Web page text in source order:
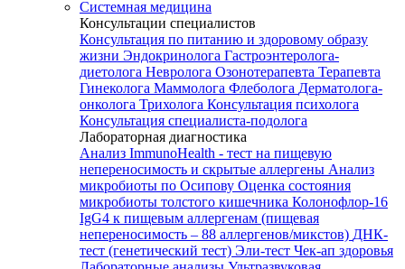
Системная медицина
Консультации специалистов
Консультация по питанию и здоровому образу
жизни Эндокринолога Гастроэнтеролога-
диетолога Невролога Озонотерапевта Терапевта
Гинеколога Маммолога Флеболога Дерматолога-
онколога Трихолога Консультация психолога
Консультация специалиста-подолога
Лабораторная диагностика
Анализ ImmunoHealth - тест на пищевую
непереносимость и скрытые аллергены Анализ
микробиоты по Осипову Оценка состояния
микробиоты толстого кишечника Колонофлор-16
IgG4 к пищевым аллергенам (пищевая
непереносимость – 88 аллергенов/микстов) ДНК-
тест (генетический тест) Эли-тест Чек-ап здоровья